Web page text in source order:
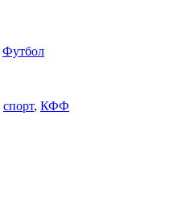
Футбол
спорт, КФФ